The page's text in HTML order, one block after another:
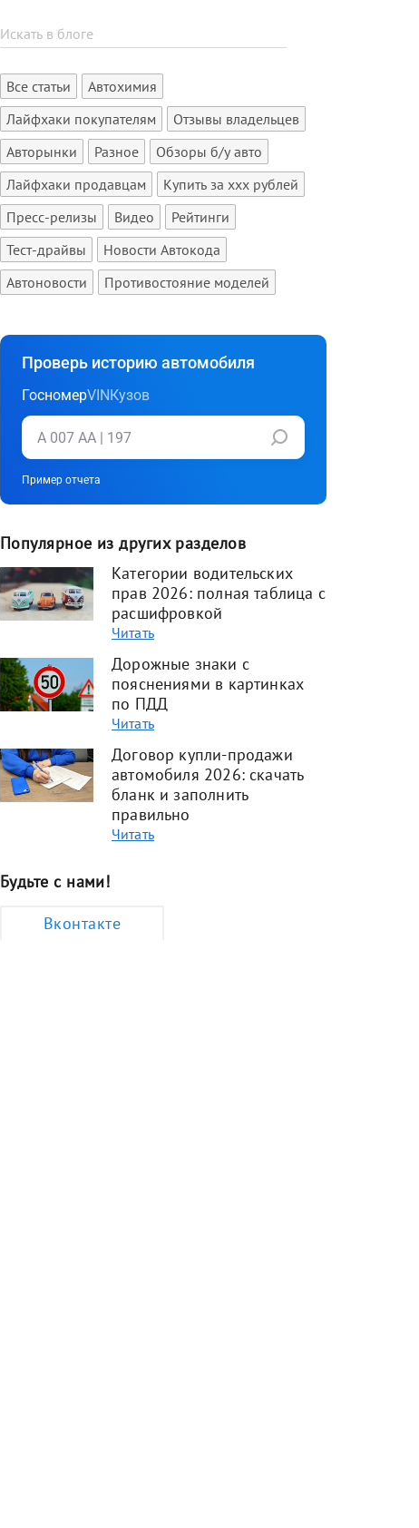
Все статьи
Автохимия
Лайфхаки покупателям
Отзывы владельцев
Авторынки
Разное
Обзоры б/у авто
Лайфхаки продавцам
Купить за xxx рублей
Пресс-релизы
Видео
Рейтинги
Тест-драйвы
Новости Автокода
Автоновости
Противостояние моделей
Проверь историю автомобиля
ГосномерVINКузов
Пример отчета
Популярное из других разделов
Категории водительских
прав 2026: полная таблица с
расшифровкой
Читать
Дорожные знаки с
пояснениями в картинках
по ПДД
Читать
Договор купли-продажи
автомобиля 2026: скачать
бланк и заполнить
правильно
Читать
Будьте с нами!
Вконтакте